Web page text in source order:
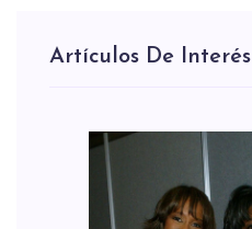
Artículos De Interés